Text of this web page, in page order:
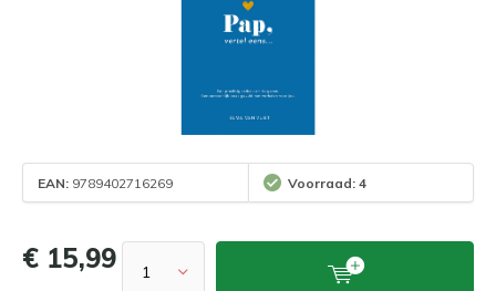
EAN: 9789402716269 Voorraad: 4
€ 15,99